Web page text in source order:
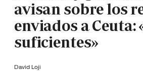
avisan sobre los
enviados a Ceuta:
suficientes»
David Loji